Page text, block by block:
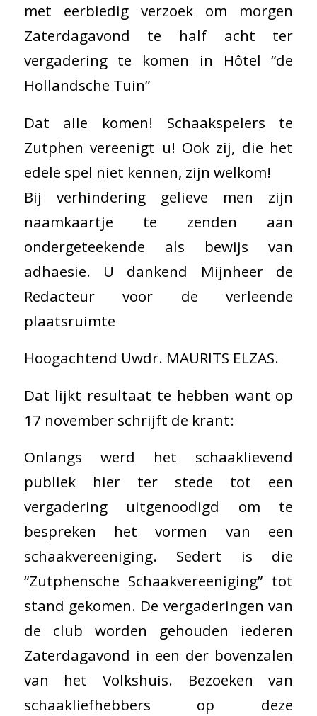
met eerbiedig verzoek om morgen
Zaterdagavond te half acht ter
vergadering te komen in Hôtel “de
Hollandsche Tuin”
Dat alle komen! Schaakspelers te
Zutphen vereenigt u! Ook zij, die het
edele spel niet kennen, zijn welkom!
Bij verhindering gelieve men zijn
naamkaartje te zenden aan
ondergeteekende als bewijs van
adhaesie. U dankend Mijnheer de
Redacteur voor de verleende
plaatsruimte
Hoogachtend Uwdr. MAURITS ELZAS.
Dat lijkt resultaat te hebben want op
17 november schrijft de krant:
Onlangs werd het schaaklievend
publiek hier ter stede tot een
vergadering uitgenoodigd om te
bespreken het vormen van een
schaakvereeniging. Sedert is die
“Zutphensche Schaakvereeniging” tot
stand gekomen. De vergaderingen van
de club worden gehouden iederen
Zaterdagavond in een der bovenzalen
van het Volkshuis. Bezoeken van
schaakliefhebbers op deze